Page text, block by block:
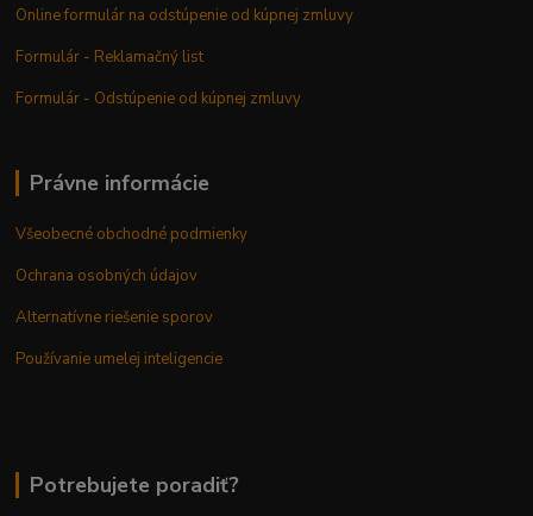
Online formulár na odstúpenie od kúpnej zmluvy
Formulár - Reklamačný list
Formulár - Odstúpenie od kúpnej zmluvy
Právne informácie
Všeobecné obchodné podmienky
Ochrana osobných údajov
Alternatívne riešenie sporov
Používanie umelej inteligencie
Potrebujete poradiť?